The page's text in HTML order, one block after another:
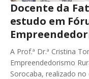
Docente da
estudo em
A Prof.ª Dr.ª Cristina
Empreendedorismo
Sorocaba, realizado